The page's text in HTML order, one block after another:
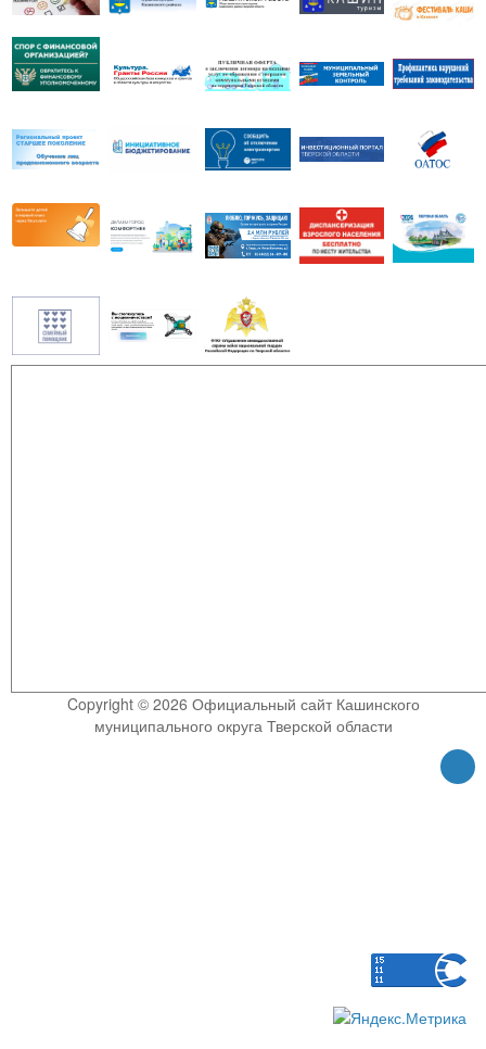
Copyright © 2026 Официальный сайт Кашинского
муниципального округа Тверской области